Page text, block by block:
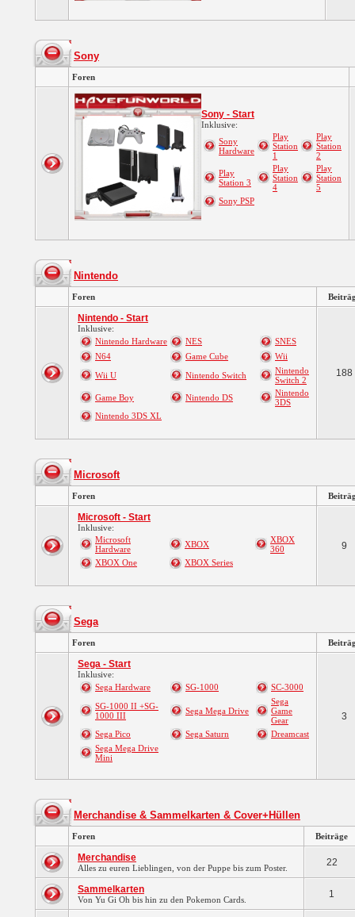
Sony
Foren
Sony - Start
Inklusive:
Sony
Hardware
Play
Station
1
Play
Station
2
Play
Station 3
Play
Station
4
Play
Station
5
Sony PSP
Nintendo
Foren
Nintendo - Start
Inklusive:
Nintendo Hardware
NES
SNES
N64
Game Cube
Wii
Wii U
Nintendo Switch
Nintendo
Switch 2
Game Boy
Nintendo DS
Nintendo
3DS
Nintendo 3DS XL
188
Microsoft
Foren
Microsoft - Start
Inklusive:
Microsoft
Hardware
XBOX
XBOX
360
XBOX One
XBOX Series
9
Sega
Foren
Sega - Start
Inklusive:
Sega Hardware
SG-1000
SC-3000
SG-1000 II +SG-
1000 III
Sega Mega Drive
Sega
Game
Gear
Sega Pico
Sega Saturn
Dreamcast
Sega Mega Drive
Mini
3
Merchandise & Sammelkarten & Cover+Hüllen
Foren Beiträge
Merchandise
Alles zu euren Lieblingen, von der Puppe bis zum Poster. 22
Sammelkarten
Von Yu Gi Oh bis hin zu den Pokemon Cards. 1